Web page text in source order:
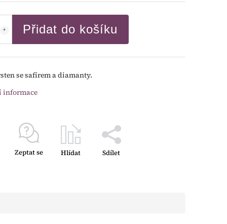
Přidat do košíku
se safírem a diamanty.
informace
Zeptat se Hlídat Sdílet